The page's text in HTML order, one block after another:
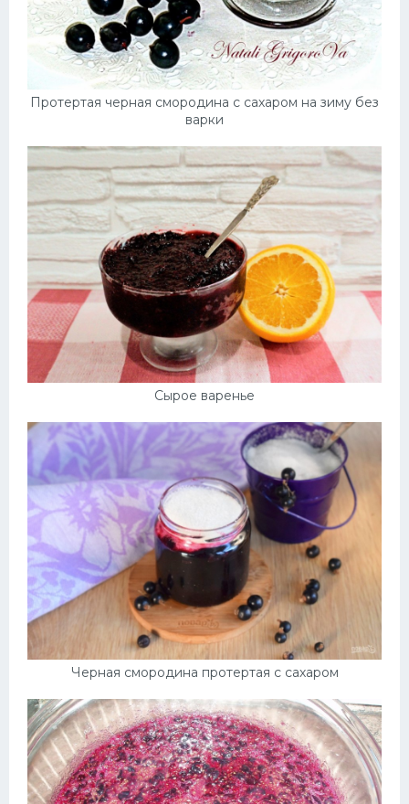
Протертая черная смородина с сахаром на зиму без
варки
Сырое варенье
Черная смородина протертая с сахаром